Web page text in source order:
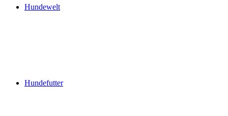
Hundewelt
Hundefutter